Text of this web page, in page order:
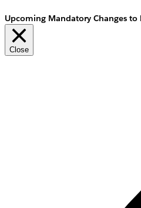
Upcoming Mandatory Changes
Close